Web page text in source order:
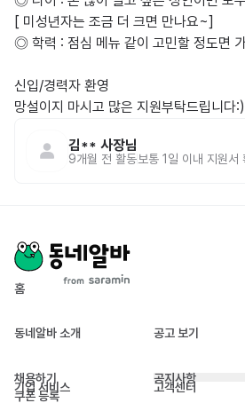
[ 미성년자는 조금 더 크면 만나요~]
◎ 학력 : 점심 메뉴 같이 고민할 정도면
신입/경력자 환영
망설이지 마시고 많은 지원부탁드립니다:)
김** 사장님
9개월 전 활동보통 1일 이내 지원서
홈
동네알바 소개 공고 보기
채용하기
기업 서비스
쿠폰 등록
공지사항
고객센터